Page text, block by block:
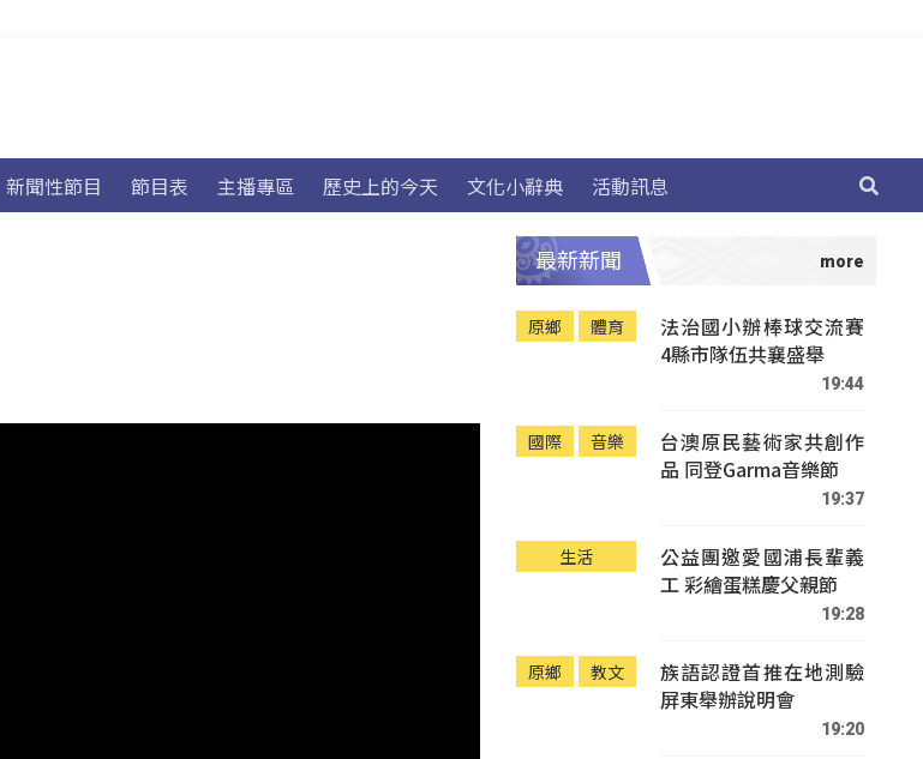
新聞性節目 節目表 主播專區 歷史上的今天 文化小辭典 活動訊息
最新新聞
原鄉 體育
法治國小辦棒球交流賽
4縣市隊伍共襄盛舉
19:44
國際 音樂
台澳原民藝術家共創作
品 同登Garma音樂節
19:37
生活
公益團邀愛國浦長輩義
工 彩繪蛋糕慶父親節
19:28
原鄉 教文
族語認證首推在地測驗
屏東舉辦說明會
19:20